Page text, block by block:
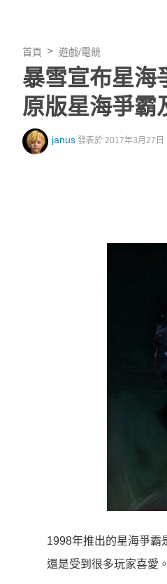
首頁 遊戲/電競
暴雪宣布星海
原版星海爭霸
janus 發表於 2017年3月27日
1998年推出的星海爭霸
還是受到很多玩家喜愛